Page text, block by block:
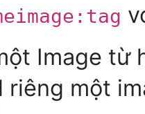
Image từ
một